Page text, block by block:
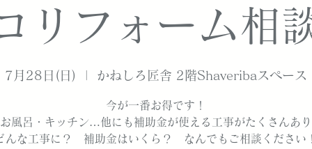
リフォーム相
7月28日(日) かねしろ匠舎 2階Shaveribaスペース
今が一番お得です！
風呂・キッチン…他にも補助金が使える工事がたくさんあ
んな工事に？ 補助金はいくら？ なんでもご相談ください